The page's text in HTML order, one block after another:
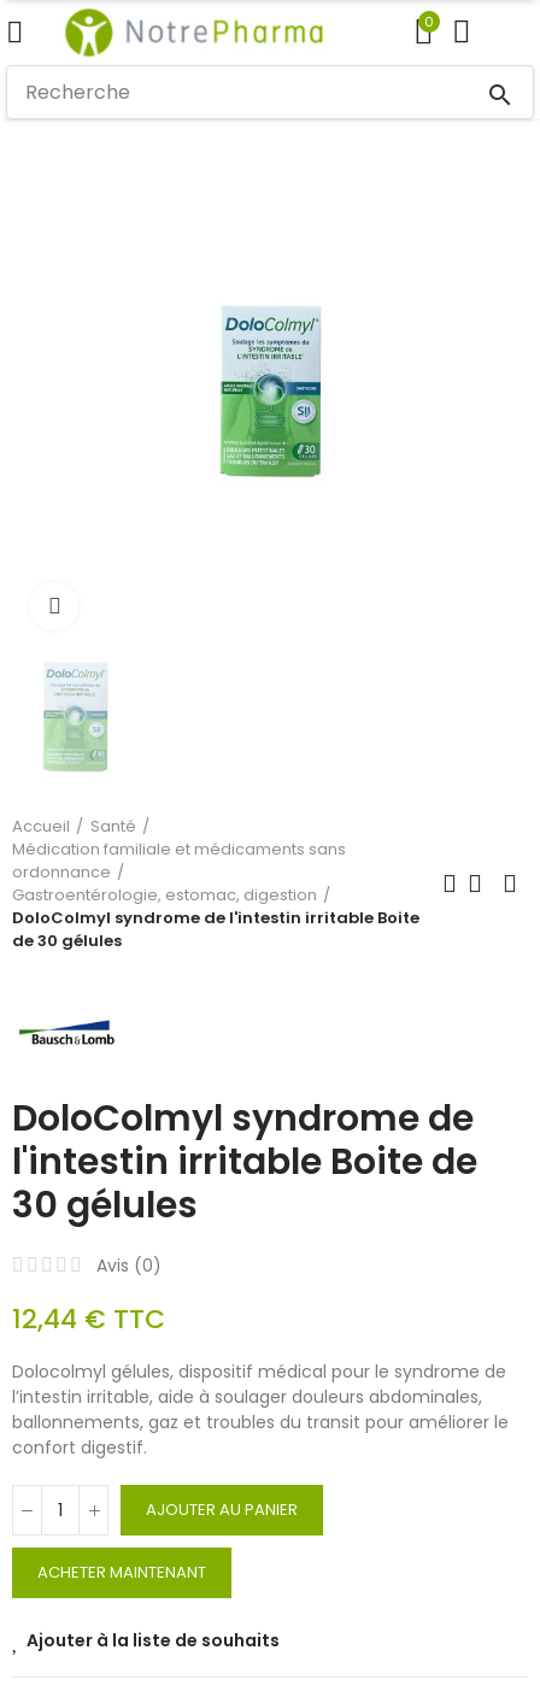
0
search
Accueil
Santé
Médication familiale et médicaments sans
ordonnance
Gastroentérologie, estomac, digestion
DoloColmyl syndrome de l'intestin irritable Boite
de 30 gélules
DoloColmyl syndrome de
l'intestin irritable Boite de
30 gélules
Avis (0)
12,44 € TTC
Dolocolmyl gélules, dispositif médical pour le syndrome de
l’intestin irritable, aide à soulager douleurs abdominales,
ballonnements, gaz et troubles du transit pour améliorer le
confort digestif.
AJOUTER AU PANIER
ACHETER MAINTENANT
Ajouter à la liste de souhaits